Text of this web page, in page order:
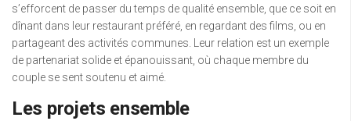
s’efforcent de passer du temps de qualité ensemble, que ce soit en
dînant dans leur restaurant préféré, en regardant des films, ou en
partageant des activités communes. Leur relation est un exemple
de partenariat solide et épanouissant, où chaque membre du
couple se sent soutenu et aimé.
Les projets ensemble